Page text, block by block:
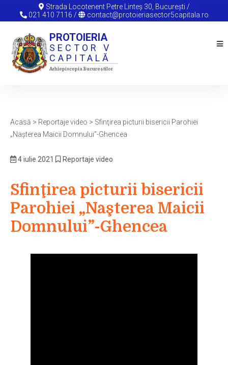
Strada Locotenent Petre Linteș 30, București /
021 410 7116 / contact@protoieriasector5capitala.ro
PROTOIERIA
SECTOR V
CAPITALĂ
Arhiepiscopia Bucureștilor
Acasă > Reportaje video > Sfinţirea picturii bisericii Parohiei
„Naşterea Maicii Domnului”-Ghencea
4 iulie 2021 Reportaje video
Sfinţirea picturii bisericii
Parohiei „Naşterea Maicii
Domnului”-Ghencea